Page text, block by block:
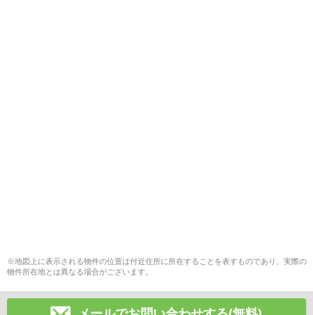
※地図上に表示される物件の位置は付近住所に所在することを表すものであり、実際の
物件所在地とは異なる場合がございます。